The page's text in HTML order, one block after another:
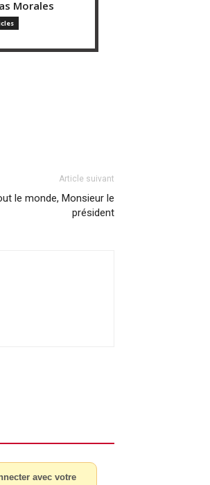
Morales
Article suivant
le monde, Monsieur le
président
avec votre